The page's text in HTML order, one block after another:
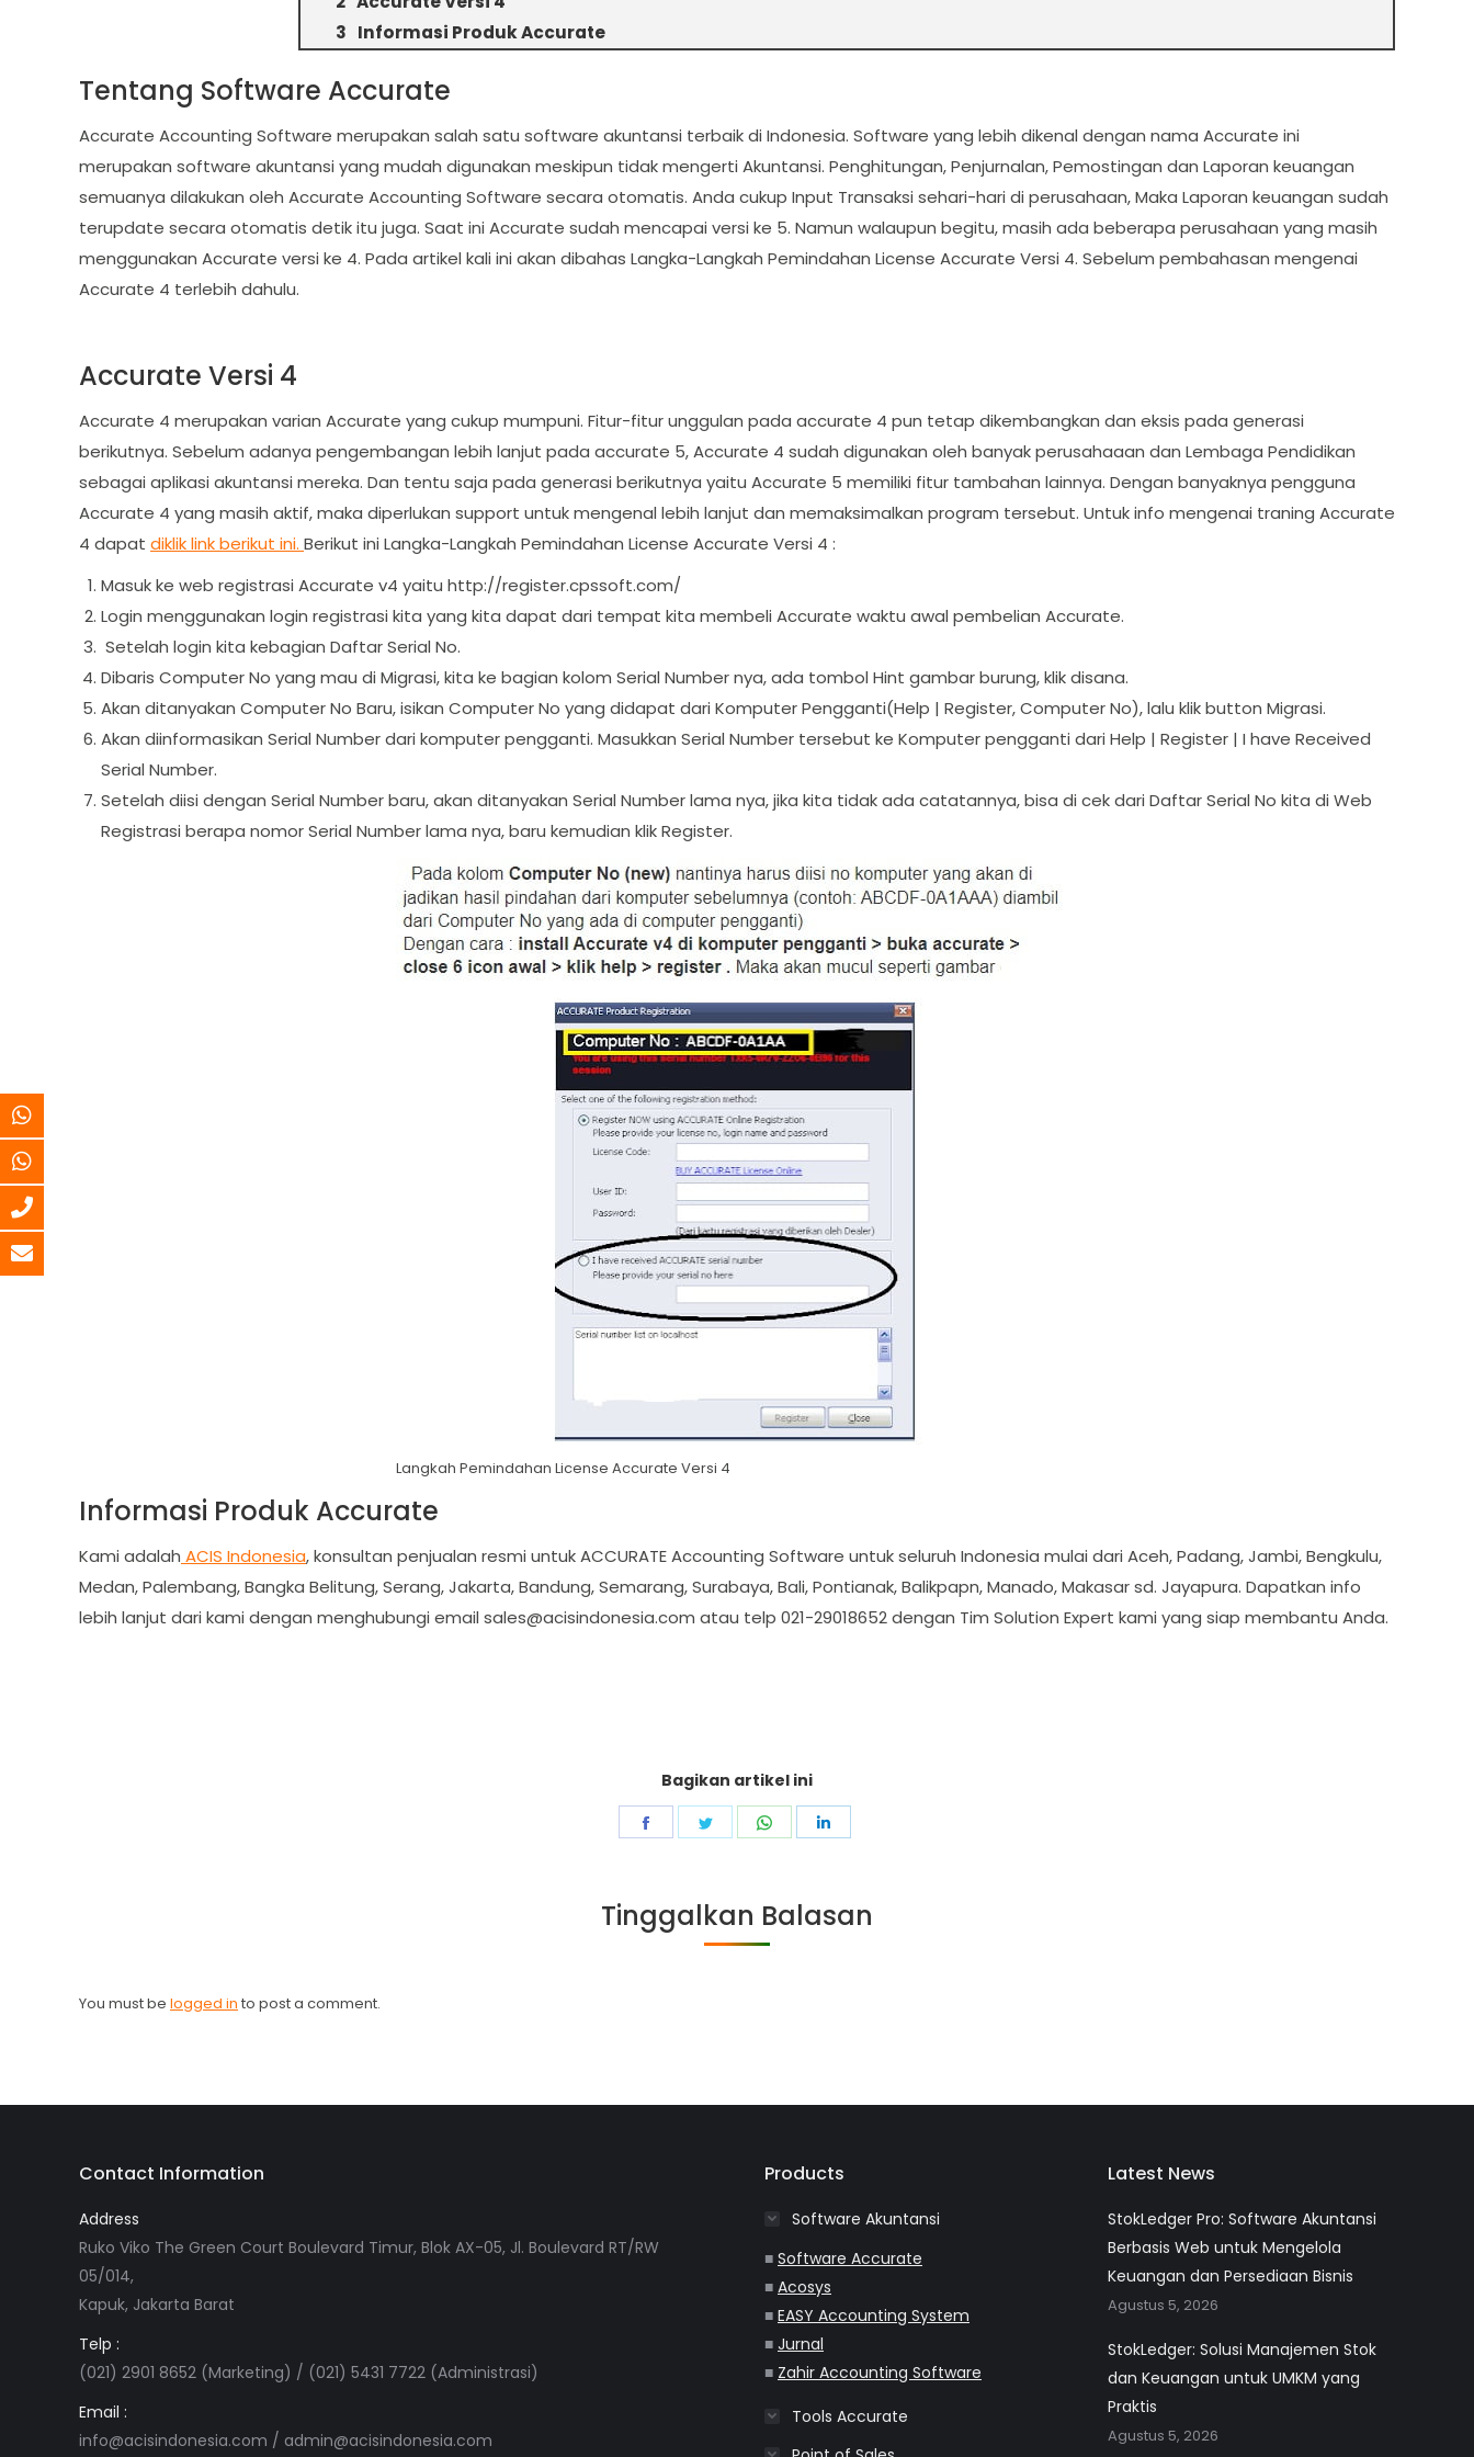
Informasi Produk Accurate
Tentang Software Accurate
Accurate Accounting Software merupakan salah satu software akuntansi terbaik di Indonesia. Software yang lebih dikenal dengan nama Accurate ini
merupakan software akuntansi yang mudah digunakan meskipun tidak mengerti Akuntansi. Penghitungan, Penjurnalan, Pemostingan dan Laporan keuangan
semuanya dilakukan oleh Accurate Accounting Software secara otomatis. Anda cukup Input Transaksi sehari-hari di perusahaan, Maka Laporan keuangan sudah
terupdate secara otomatis detik itu juga. Saat ini Accurate sudah mencapai versi ke 5. Namun walaupun begitu, masih ada beberapa perusahaan yang masih
menggunakan Accurate versi ke 4. Pada artikel kali ini akan dibahas Langka-Langkah Pemindahan License Accurate Versi 4. Sebelum pembahasan mengenai
Accurate 4 terlebih dahulu.
Accurate Versi 4
Accurate 4 merupakan varian Accurate yang cukup mumpuni. Fitur-fitur unggulan pada accurate 4 pun tetap dikembangkan dan eksis pada generasi
berikutnya. Sebelum adanya pengembangan lebih lanjut pada accurate 5, Accurate 4 sudah digunakan oleh banyak perusahaaan dan Lembaga Pendidikan
sebagai aplikasi akuntansi mereka. Dan tentu saja pada generasi berikutnya yaitu Accurate 5 memiliki fitur tambahan lainnya. Dengan banyaknya pengguna
Accurate 4 yang masih aktif, maka diperlukan support untuk mengenal lebih lanjut dan memaksimalkan program tersebut. Untuk info mengenai traning Accurate
4 dapat diklik link berikut ini. Berikut ini Langka-Langkah Pemindahan License Accurate Versi 4 :
Masuk ke web registrasi Accurate v4 yaitu http://register.cpssoft.com/
Login menggunakan login registrasi kita yang kita dapat dari tempat kita membeli Accurate waktu awal pembelian Accurate.
Setelah login kita kebagian Daftar Serial No.
Dibaris Computer No yang mau di Migrasi, kita ke bagian kolom Serial Number nya, ada tombol Hint gambar burung, klik disana.
Akan ditanyakan Computer No Baru, isikan Computer No yang didapat dari Komputer Pengganti(Help | Register, Computer No), lalu klik button Migrasi.
Akan diinformasikan Serial Number dari komputer pengganti. Masukkan Serial Number tersebut ke Komputer pengganti dari Help | Register | I have Received
Serial Number.
Setelah diisi dengan Serial Number baru, akan ditanyakan Serial Number lama nya, jika kita tidak ada catatannya, bisa di cek dari Daftar Serial No kita di Web
Registrasi berapa nomor Serial Number lama nya, baru kemudian klik Register.
Langkah Pemindahan License Accurate Versi 4
Informasi Produk Accurate
Kami adalah ACIS Indonesia, konsultan penjualan resmi untuk ACCURATE Accounting Software untuk seluruh Indonesia mulai dari Aceh, Padang, Jambi, Bengkulu,
Medan, Palembang, Bangka Belitung, Serang, Jakarta, Bandung, Semarang, Surabaya, Bali, Pontianak, Balikpapn, Manado, Makasar sd. Jayapura. Dapatkan info
lebih lanjut dari kami dengan menghubungi email sales@acisindonesia.com atau telp 021-29018652 dengan Tim Solution Expert kami yang siap membantu Anda.
Bagikan artikel ini
Share
Share
Share
Tinggalkan Balasan
You must be logged in to post a comment.
Contact Information
Address
Ruko Viko The Green Court Boulevard Timur, Blok AX-05, Jl. Boulevard RT/RW
05/014,
Kapuk, Jakarta Barat
Telp :
(021) 2901 8652 (Marketing) / (021) 5431 7722 (Administrasi)
Email :
info@acisindonesia.com / admin@acisindonesia.com
Products
Software Akuntansi
■ Software Accurate
■ Acosys
■ EASY Accounting System
■ Jurnal
■ Zahir Accounting Software
Tools Accurate
Latest News
StokLedger Pro: Software Akuntansi
Berbasis Web untuk Mengelola
Keuangan dan Persediaan Bisnis
Agustus 5, 2026
StokLedger: Solusi Manajemen Stok
dan Keuangan untuk UMKM yang
Praktis
Agustus 5, 2026